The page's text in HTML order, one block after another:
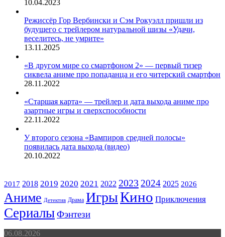
10.04.2023
Режиссёр Гор Вербински и Сэм Рокуэлл пришли из
будущего с трейлером натуральной шизы «Удачи,
веселитесь, не умрите»
13.11.2025
«В другом мире со смартфоном 2» — первый тизер
сиквела аниме про попаданца и его читерский смартфон
28.11.2022
«Старшая карта» — трейлер и дата выхода аниме про
азартные игры и сверхспособности
22.11.2022
У второго сезона «Вампиров средней полосы»
появилась дата выхода (видео)
20.10.2022
2017 2018 2019 2020 2021 2022 2023 2024 2025 2026
Аниме Детектив Драма ИгрыКино Приключения
СериалыФэнтези
Роберт
06.08.2026